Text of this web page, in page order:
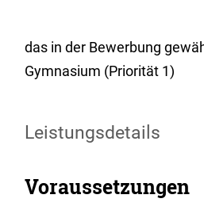
das in der Bewerbung
Gymnasium (Priorität 1)
Leistungsdetails
Voraussetzungen